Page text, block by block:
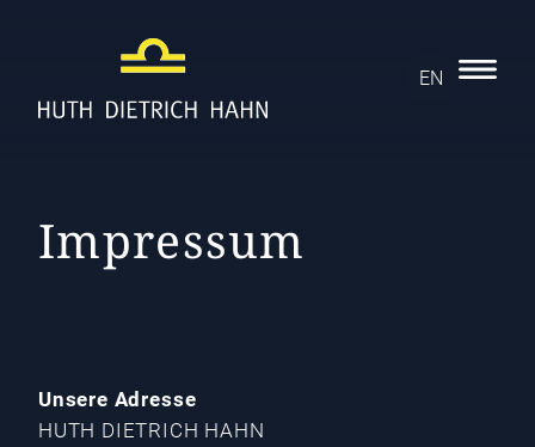
EN
Impressum
Unsere Adresse
HUTH DIETRICH HAHN